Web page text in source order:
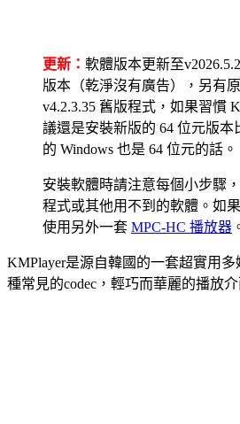
更新： 軟體版本更新至
版本（乾淨沒有廣告），另有
v4.2.3.35 舊版程式，如果習慣
議還是安裝新版的 64 位元版本
的 Windows 也是 64 位元的話。
安裝軟體時請注意每個小步驟
程式或其他用不到的軟體。如
使用另外一套 MPC-HC 播放器
KMPlayer是源自韓國的一套超實用
種常見的codec，輕巧而華麗的播放